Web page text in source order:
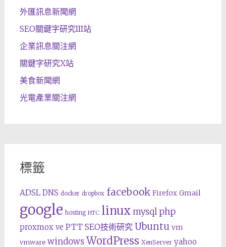
外匯訊息新聞網
SEO關鍵字研究III站
企業訊息關注網
關鍵字研究X站
美食新聞網
光電產業關注網
標籤
ADSL DNS docker dropbox facebook Firefox Gmail
google hosting HTC linux mysql php
proxmox ve PTT SEO技術研究 Ubuntu vm
vmware windows WordPress XenServer yahoo